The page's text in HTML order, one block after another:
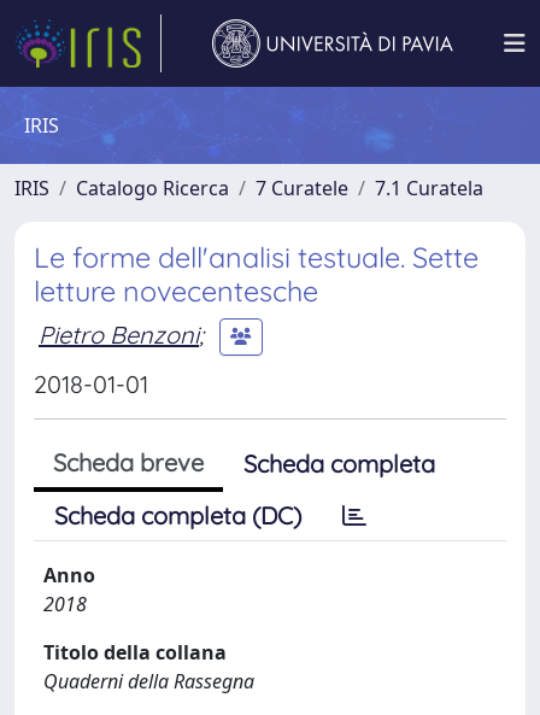
IRIS
IRIS Catalogo Ricerca 7 Curatele 7.1 Curatela
Le forme dell'analisi testuale. Sette
letture novecentesche
Pietro Benzoni;
2018-01-01
Scheda breve
Scheda completa
Scheda completa (DC)
Anno
2018
Titolo della collana
Quaderni della Rassegna